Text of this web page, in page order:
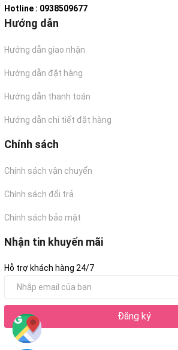
Hotline : 0938509677
Hướng dẫn
Hướng dẫn giao nhận
Hướng dẫn đặt hàng
Hướng dẫn thanh toán
Hướng dẫn chi tiết đặt hàng
Chính sách
Chính sách vận chuyển
Chính sách đổi trả
Chính sách bảo mật
Nhận tin khuyến mãi
Hỗ trợ khách hàng 24/7
Đăng ký